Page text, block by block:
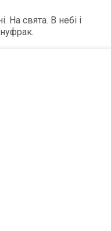
На свята. В небі і